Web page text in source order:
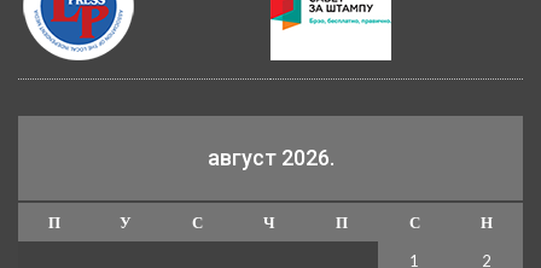
август 2026.
П У С Ч П С
Н
1
2